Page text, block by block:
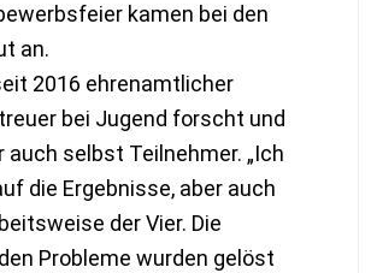
kamen bei den
an.
2016 ehrenamtlicher
bei Jugend forscht und
auch selbst Teilnehmer. „Ich
die Ergebnisse, aber auch
der Vier. Die
Probleme wurden gelöst